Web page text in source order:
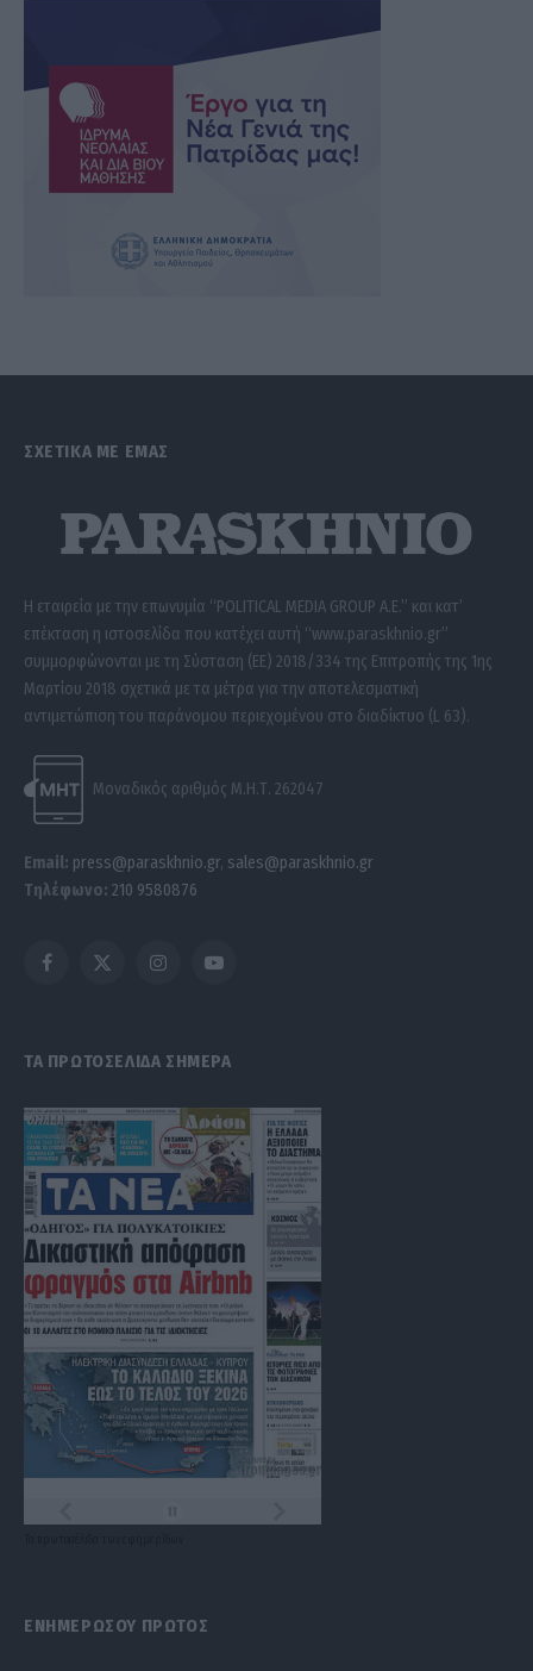
ΣΧΕΤΙΚΑ ΜΕ ΕΜΑΣ
Η εταιρεία με την επωνυμία “POLITICAL MEDIA GROUP A.E.” και κατ’
επέκταση η ιστοσελίδα που κατέχει αυτή “www.paraskhnio.gr”
συμμορφώνονται με τη Σύσταση (ΕΕ) 2018/334 της Επιτροπής της 1ης
Μαρτίου 2018 σχετικά με τα μέτρα για την αποτελεσματική
αντιμετώπιση του παράνομου περιεχομένου στο διαδίκτυο (L 63).
Μοναδικός αριθμός Μ.Η.Τ. 262047
Email: press@paraskhnio.gr, sales@paraskhnio.gr
Τηλέφωνο: 210 9580876
Facebook
X
InstagramYouTube
ΤΑ ΠΡΩΤΟΣΕΛΙΔΑ ΣΗΜΕΡΑ
ΕΝΗΜΕΡΩΣΟΥ ΠΡΩΤΟΣ